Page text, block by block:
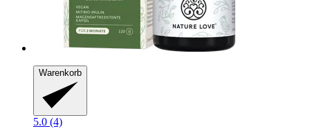
Warenkorb
5.0 (4)